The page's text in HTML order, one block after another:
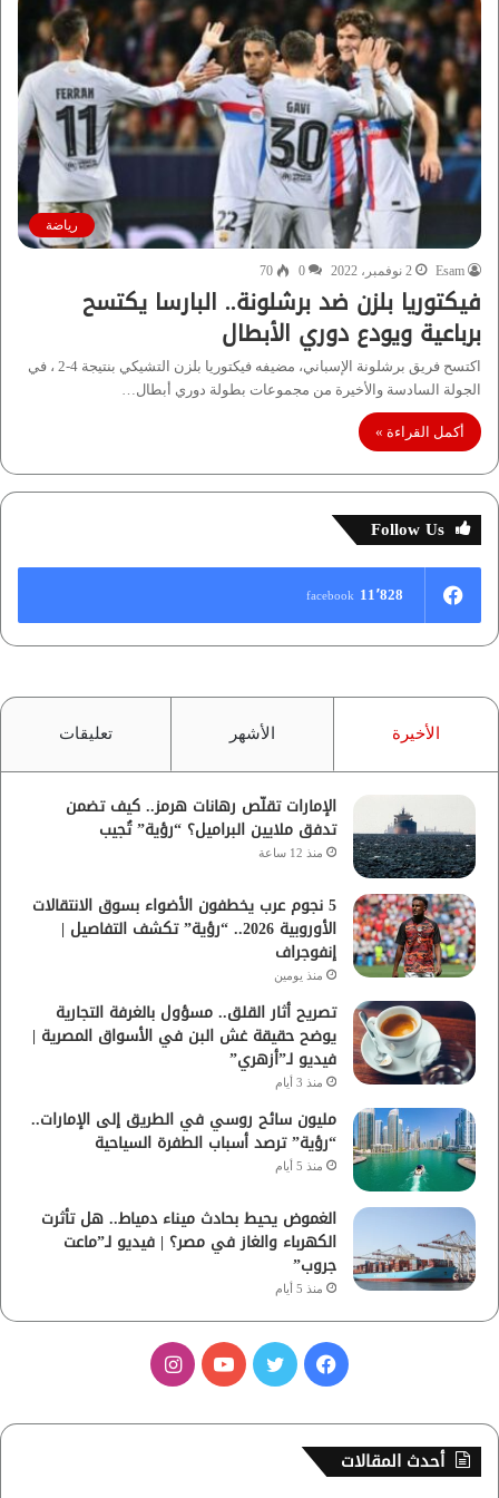
رياضة
Esam 2 نوفمبر، 2022 0
70
فيكتوريا بلزن ضد برشلونة.. البارسا يكتسح
برباعية ويودع دوري الأبطال
اكتسح فريق برشلونة الإسباني، مضيفه فيكتوريا بلزن التشيكي بنتيجة 4-2 ، في
الجولة السادسة والأخيرة من مجموعات بطولة دوري أبطال…
أكمل القراءة »
Follow Us
11٬828 facebook
الأخيرة الأشهر تعليقات
الإمارات تقلّص رهانات هرمز.. كيف تضمن
تدفق ملايين البراميل؟ “رؤية” تُجيب
منذ 12 ساعة
5 نجوم عرب يخطفون الأضواء بسوق الانتقالات
الأوروبية 2026.. “رؤية” تكشف التفاصيل |
إنفوجراف
منذ يومين
تصريح أثار القلق.. مسؤول بالغرفة التجارية
يوضح حقيقة غش البن في الأسواق المصرية |
فيديو لـ”أزهري”
منذ 3 أيام
مليون سائح روسي في الطريق إلى الإمارات..
“رؤية” ترصد أسباب الطفرة السياحية
منذ 5 أيام
الغموض يحيط بحادث ميناء دمياط.. هل تأثرت
الكهرباء والغاز في مصر؟ | فيديو لـ”ماعت
جروب”
منذ 5 أيام
س
أحدث المقالات